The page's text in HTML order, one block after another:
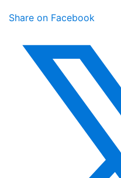
Share on Facebook